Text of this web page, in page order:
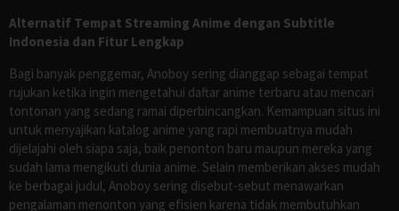
Alternatif Tempat Streaming Anime dengan Subtitle
Indonesia dan Fitur Lengkap
Bagi banyak penggemar, Anoboy sering dianggap sebagai tempat
rujukan ketika ingin mengetahui daftar anime terbaru atau mencari
tontonan yang sedang ramai diperbincangkan. Kemampuan situs ini
untuk menyajikan katalog anime yang rapi membuatnya mudah
dijelajahi oleh siapa saja, baik penonton baru maupun mereka yang
sudah lama mengikuti dunia anime. Selain memberikan akses mudah
ke berbagai judul, Anoboy sering disebut-sebut menawarkan
pengalaman menonton yang efisien karena tidak membutuhkan